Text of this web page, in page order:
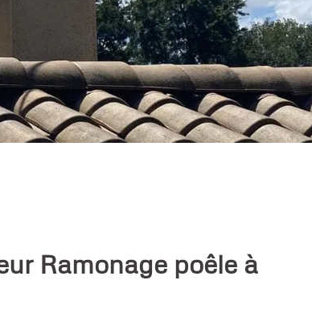
Ramonage poêle à